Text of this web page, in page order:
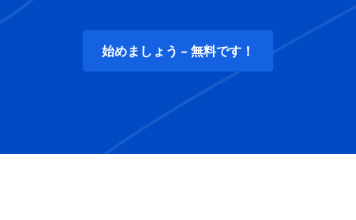
始めましょう - 無料です！